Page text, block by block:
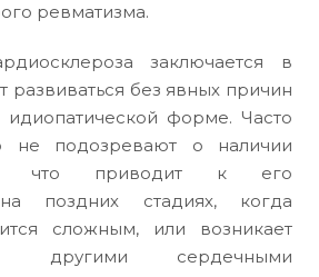
ревматизма.
заключается в
развиваться без явных причин
идиопатической форме. Часто
не подозревают о наличии
что приводит к его
поздних стадиях, когда
сложным, или возникает
другими сердечными